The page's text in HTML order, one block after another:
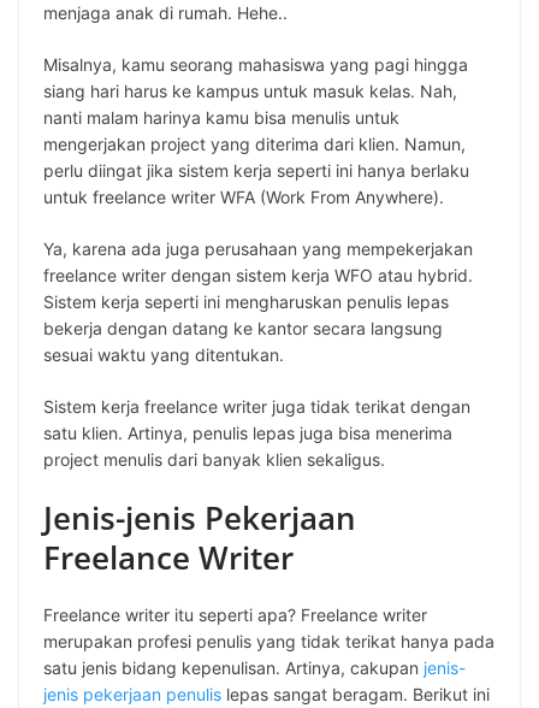
menjaga anak di rumah. Hehe..
Misalnya, kamu seorang mahasiswa yang pagi hingga
siang hari harus ke kampus untuk masuk kelas. Nah,
nanti malam harinya kamu bisa menulis untuk
mengerjakan project yang diterima dari klien. Namun,
perlu diingat jika sistem kerja seperti ini hanya berlaku
untuk freelance writer WFA (Work From Anywhere).
Ya, karena ada juga perusahaan yang mempekerjakan
freelance writer dengan sistem kerja WFO atau hybrid.
Sistem kerja seperti ini mengharuskan penulis lepas
bekerja dengan datang ke kantor secara langsung
sesuai waktu yang ditentukan.
Sistem kerja freelance writer juga tidak terikat dengan
satu klien. Artinya, penulis lepas juga bisa menerima
project menulis dari banyak klien sekaligus.
Jenis-jenis Pekerjaan
Freelance Writer
Freelance writer itu seperti apa? Freelance writer
merupakan profesi penulis yang tidak terikat hanya pada
satu jenis bidang kepenulisan. Artinya, cakupan jenis-
jenis pekerjaan penulis lepas sangat beragam. Berikut ini